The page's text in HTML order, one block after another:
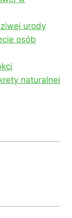
urody
osób
naturalnej